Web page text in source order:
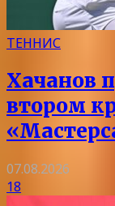
ТЕННИС
Хачанов
втором
07.08.2026
18